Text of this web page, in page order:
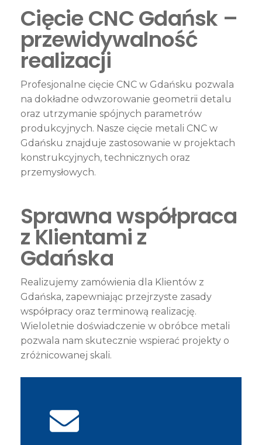
Cięcie CNC Gdańsk –
przewidywalność
realizacji
Profesjonalne cięcie CNC w Gdańsku pozwala
na dokładne odwzorowanie geometrii detalu
oraz utrzymanie spójnych parametrów
produkcyjnych. Nasze cięcie metali CNC w
Gdańsku znajduje zastosowanie w projektach
konstrukcyjnych, technicznych oraz
przemysłowych.
Sprawna współpraca
z Klientami z
Gdańska
Realizujemy zamówienia dla Klientów z
Gdańska, zapewniając przejrzyste zasady
współpracy oraz terminową realizację.
Wieloletnie doświadczenie w obróbce metali
pozwala nam skutecznie wspierać projekty o
zróżnicowanej skali.